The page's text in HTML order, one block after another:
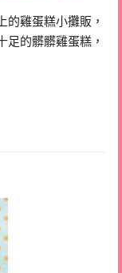
的雞蛋糕小攤販，
足的髒髒雞蛋糕，